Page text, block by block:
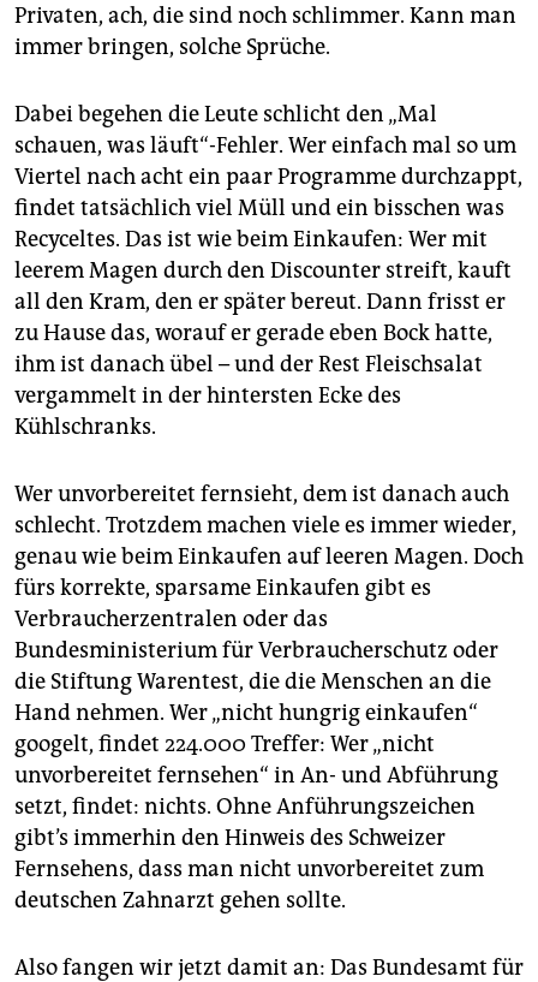
epaper login
Privaten, ach, die sind noch schlimmer. Kann man
immer bringen, solche Sprüche.
Dabei begehen die Leute schlicht den „Mal
schauen, was läuft“-Fehler. Wer einfach mal so um
Viertel nach acht ein paar Programme durchzappt,
findet tatsächlich viel Müll und ein bisschen was
Recyceltes. Das ist wie beim Einkaufen: Wer mit
leerem Magen durch den Discounter streift, kauft
all den Kram, den er später bereut. Dann frisst er
zu Hause das, worauf er gerade eben Bock hatte,
ihm ist danach übel – und der Rest Fleischsalat
vergammelt in der hintersten Ecke des
Kühlschranks.
Wer unvorbereitet fernsieht, dem ist danach auch
schlecht. Trotzdem machen viele es immer wieder,
genau wie beim Einkaufen auf leeren Magen. Doch
fürs korrekte, sparsame Einkaufen gibt es
Verbraucherzentralen oder das
Bundesministerium für Verbraucherschutz oder
die Stiftung Warentest, die die Menschen an die
Hand nehmen. Wer „nicht hungrig einkaufen“
googelt, findet 224.000 Treffer: Wer „nicht
unvorbereitet fernsehen“ in An- und Abführung
setzt, findet: nichts. Ohne Anführungszeichen
gibt’s immerhin den Hinweis des Schweizer
Fernsehens, dass man nicht unvorbereitet zum
deutschen Zahnarzt gehen sollte.
Also fangen wir jetzt damit an: Das Bundesamt für